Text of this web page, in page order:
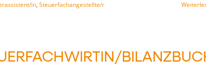
in, Steuerfachangestellte/r